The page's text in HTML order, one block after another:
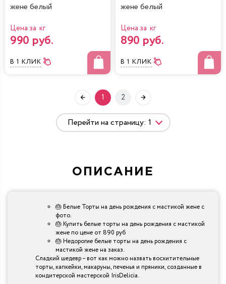
жене белый
Цена за кг
990 руб.
В 1 КЛИК
жене белый
Цена за кг
890 руб.
В 1 КЛИК
1 2
ОПИСАНИЕ
🎂 Белые Торты на день рождения с мастикой жене с
фото.
🎂 Купить белые торты на день рождения с мастикой
жене по цене от 890 руб
🎂 Недорогие белые торты на день рождения с
мастикой жене на заказ.
Сладкий шедевр – вот как можно назвать восхитительные
торты, капкейки, макаруны, печенья и пряники, созданные в
кондитерской мастерской IrisDelicia.